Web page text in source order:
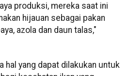
produksi, mereka saat ini
hijauan sebagai pakan
azola dan daun talas,"
hal yang dapat dilakukan untuk